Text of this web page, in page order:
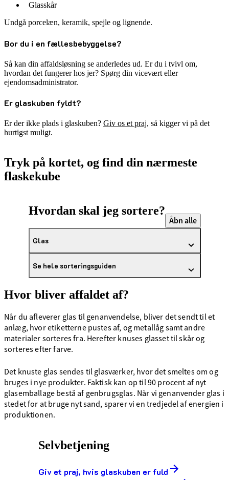
Glasskår
Undgå porcelæn, keramik, spejle og lignende.
Bor du i en fællesbebyggelse?
Så kan din affaldsløsning se anderledes ud. Er du i tvivl om,
hvordan det fungerer hos jer? Spørg din vicevært eller
ejendomsadministrator.
Er glaskuben fyldt?
Er der ikke plads i glaskuben? Giv os et praj, så kigger vi på det
hurtigst muligt.
Tryk på kortet, og find din nærmeste
flaskekube
Hvordan skal jeg sortere?
Åbn alle
Glas
Se hele sorteringsguiden
Hvor bliver affaldet af?
Når du afleverer glas til genanvendelse, bliver det sendt til et
anlæg, hvor etiketterne pustes af, og metallåg samt andre
materialer sorteres fra. Herefter knuses glasset til skår og
sorteres efter farve.
Det knuste glas sendes til glasværker, hvor det smeltes om og
bruges i nye produkter. Faktisk kan op til 90 procent af nyt
glasemballage bestå af genbrugsglas. Når vi genanvender glas i
stedet for at bruge nyt sand, sparer vi en tredjedel af energien i
produktionen.
Selvbetjening
Giv et praj, hvis glaskuben er fuld